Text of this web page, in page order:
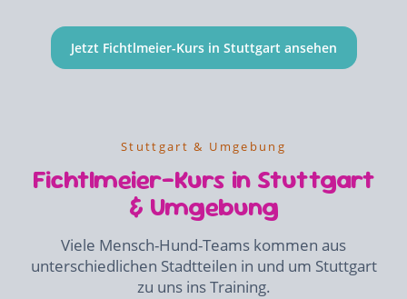
Jetzt Fichtlmeier-Kurs in Stuttgart ansehen
Stuttgart & Umgebung
Fichtlmeier-Kurs in Stuttgart
& Umgebung
Viele Mensch-Hund-Teams kommen aus
unterschiedlichen Stadtteilen in und um Stuttgart
zu uns ins Training.